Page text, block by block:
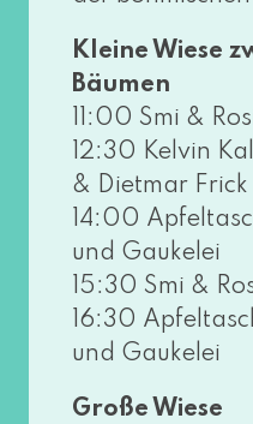
Kleine Wiese
Bäumen
11:00 Smi &
12:30 Kelvin
& Dietmar Frick
14:00
und Gaukelei
15:30 Smi &
16:30
und Gaukelei
Große Wiese